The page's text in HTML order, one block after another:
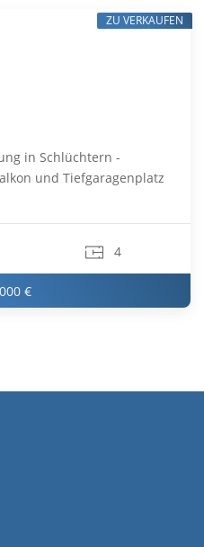
in Schlüchtern -
und Tiefgaragenplatz
4
€
ZU VERKAUFEN